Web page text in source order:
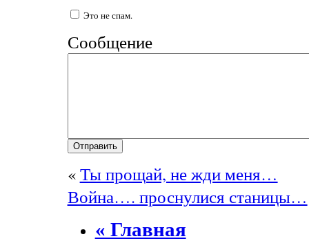
Это не спам.
Сообщение
«Ты прощай, не жди меня…
Война…. проснулися станицы…
« Главная